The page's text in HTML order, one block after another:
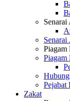
Piagam
Piagam
Pejabat
Zakat